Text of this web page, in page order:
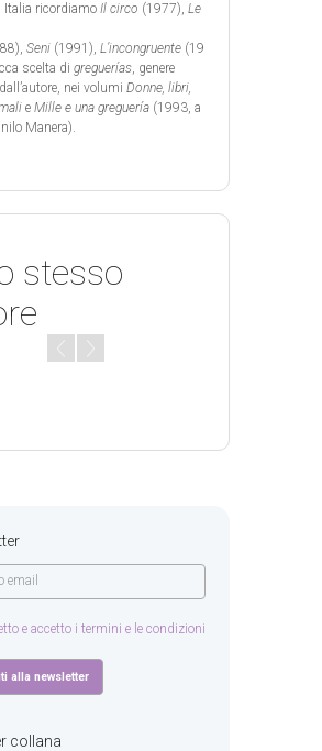
Italia ricordiamo Il circo (1977), Le
Seni (1991), L’incongruente (19
scelta di greguerías, genere
nei volumi Donne, libri,
e Mille e una greguería (1993, a
Manera).
stesso
e accetto i termini e le condizioni
collana